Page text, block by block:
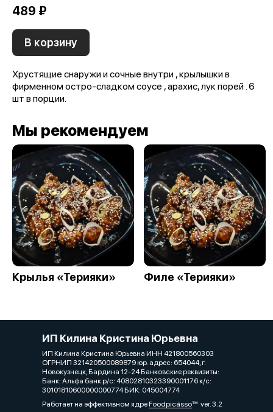
489 ₽
В корзину
Хрустящие снаружи и сочные внутри , крылышки в
фирменном остро-сладком соусе , арахис, лук порей . 6
шт в порции.
Мы рекомендуем
Крылья «Терияки» Филе «Терияки»
ИП Килина Кристина Юрьевна
ИП Килина Кристина Юрьевна ИНН 421800560303
ОГРНИП 321420500089879 юр. адрес: 654044, г.
Новокузнецк, Бардина 12-24 Банковские реквизиты:
Банк: Альфа банк р/с: 40802810323390001176 к/с:
30101810600000000774 БИК: 045004774
Работает на эффективном ядреFoodpicássover. 3.2